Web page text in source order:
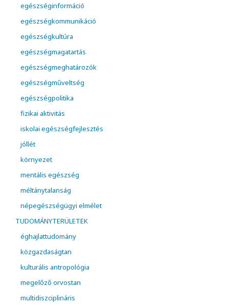
egészséginformáció
egészségkommunikáció
egészségkultúra
egészségmagatartás
egészségmeghatározók
egészségműveltség
egészségpolitika
fizikai aktivitás
iskolai egészségfejlesztés
jóllét
környezet
mentális egészség
méltánytalanság
népegészségügyi elmélet
TUDOMÁNYTERÜLETEK
éghajlattudomány
közgazdaságtan
kulturális antropológia
megelőző orvostan
multidiszciplináris